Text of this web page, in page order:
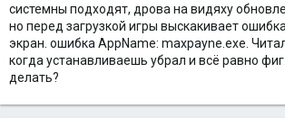
системны подходят, дрова на видяху
но перед загрузкой игры выскакивает
экран. ошибка AppName: maxpayne.exe.
когда устанавливаешь убрал и всё равно
делать?